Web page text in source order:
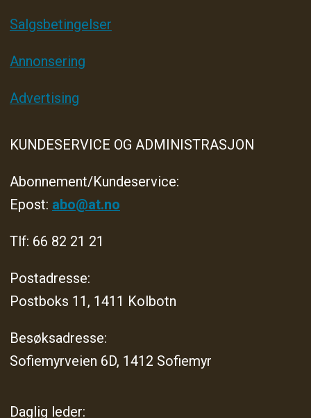
Salgsbetingelser
Annonsering
Advertising
KUNDESERVICE OG ADMINISTRASJON
Abonnement/Kundeservice:
Epost: abo@at.no
Tlf: 66 82 21 21
Postadresse:
Postboks 11, 1411 Kolbotn
Besøksadresse:
Sofiemyrveien 6D, 1412 Sofiemyr
Daglig leder: